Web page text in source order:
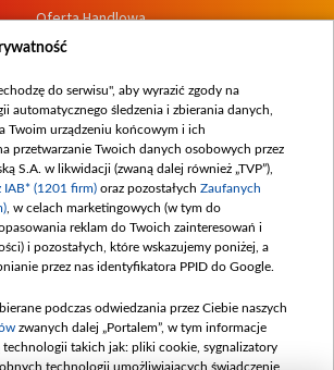
Oferta Handlowa
Dostępność
zgłoszeń wewnętrznych
do serwisu", aby wyrazić zgody na
automatycznego śledzenia i zbierania danych,
Twoim urządzeniu końcowym i ich
przetwarzanie Twoich danych osobowych przez
S.A. w likwidacji (zwaną dalej również „TVP”),
IAB* (1201 firm) oraz pozostałych Zaufanych
, w celach marketingowych (w tym do
reklam do Twoich zainteresowań i
i pozostałych, które wskazujemy poniżej, a
przez nas identyfikatora PPID do Google.
podczas odwiedzania przez Ciebie naszych
zwanych dalej „Portalem”, w tym informacje
technologii takich jak: pliki cookie, sygnalizatory
technologii umożliwiających świadczenie